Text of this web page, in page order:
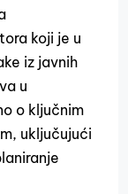
koji je u
iz javnih
u
o ključnim
uključujući